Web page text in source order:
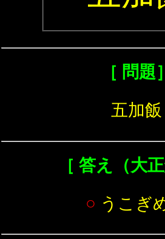
［ 問題］
五加飯
［ 答え（大
○ うこぎ